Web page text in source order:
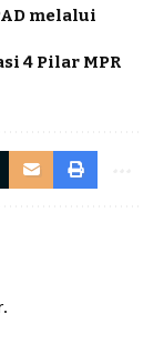
melalui
4 Pilar MPR